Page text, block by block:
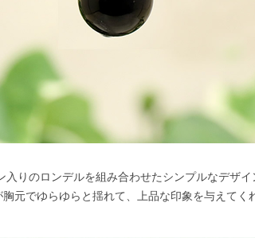
りのロンデルを組み合わせたシンプルなデザ
元でゆらゆらと揺れて、上品な印象を与えてく